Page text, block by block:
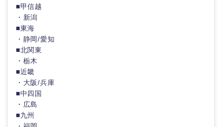
■甲信越
・新潟
■東海
・静岡/愛知
■北関東
・栃木
■近畿
・大阪/兵庫
■中四国
・広島
■九州